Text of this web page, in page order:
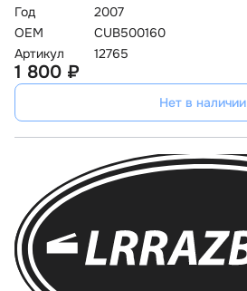
Год
2007
OEM
CUB500160
Артикул
12765
1 800 ₽
Нет в наличии